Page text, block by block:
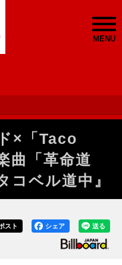
MENU
×「Taco
曲「革命道
コベル道中』
送る
シェア
スト